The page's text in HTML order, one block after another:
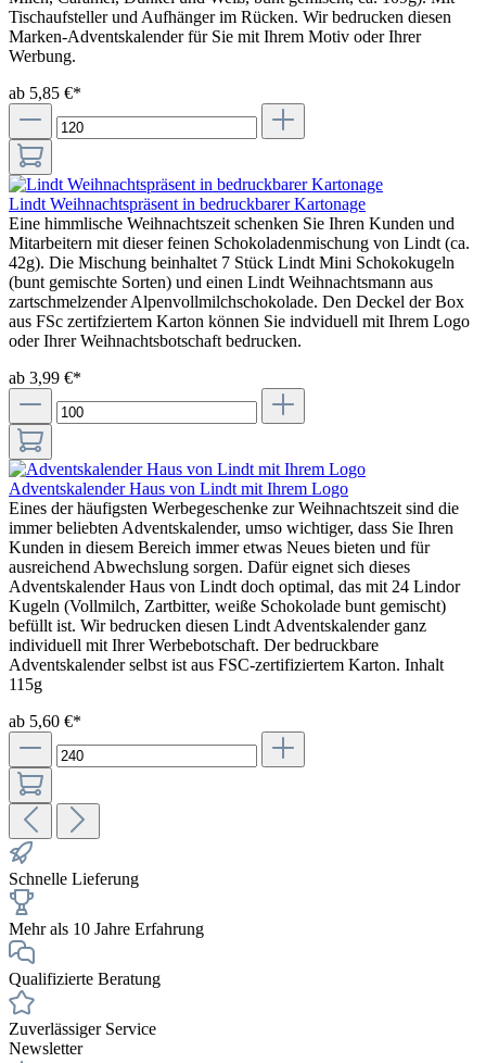
Tischaufsteller und Aufhänger im Rücken. Wir bedrucken diesen
Marken-Adventskalender für Sie mit Ihrem Motiv oder Ihrer
Werbung.
ab 5,85 €*
Lindt Weihnachtspräsent in bedruckbarer Kartonage
Eine himmlische Weihnachtszeit schenken Sie Ihren Kunden und
Mitarbeitern mit dieser feinen Schokoladenmischung von Lindt (ca.
42g). Die Mischung beinhaltet 7 Stück Lindt Mini Schokokugeln
(bunt gemischte Sorten) und einen Lindt Weihnachtsmann aus
zartschmelzender Alpenvollmilchschokolade. Den Deckel der Box
aus FSc zertifziertem Karton können Sie indviduell mit Ihrem Logo
oder Ihrer Weihnachtsbotschaft bedrucken.
ab 3,99 €*
Adventskalender Haus von Lindt mit Ihrem Logo
Eines der häufigsten Werbegeschenke zur Weihnachtszeit sind die
immer beliebten Adventskalender, umso wichtiger, dass Sie Ihren
Kunden in diesem Bereich immer etwas Neues bieten und für
ausreichend Abwechslung sorgen. Dafür eignet sich dieses
Adventskalender Haus von Lindt doch optimal, das mit 24 Lindor
Kugeln (Vollmilch, Zartbitter, weiße Schokolade bunt gemischt)
befüllt ist. Wir bedrucken diesen Lindt Adventskalender ganz
individuell mit Ihrer Werbebotschaft. Der bedruckbare
Adventskalender selbst ist aus FSC-zertifiziertem Karton. Inhalt
115g
ab 5,60 €*
Schnelle Lieferung
Mehr als 10 Jahre Erfahrung
Qualifizierte Beratung
Zuverlässiger Service
Newsletter